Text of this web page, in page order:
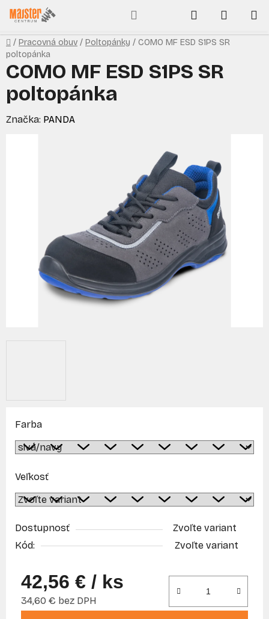
Prejsť
na
obsah
Hľadať
KOŠÍK
Domov
/ Pracovná obuv / Poltopánky / COMO MF ESD S1PS SR
poltopánka
Farba
Veľkosť
Dostupnosť
Zvoľte variant
Kód:
Zvoľte variant
42,56 € / ks
34,60 € bez DPH
COMO MF ESD S1PS SR
poltopánka
Značka: PANDA